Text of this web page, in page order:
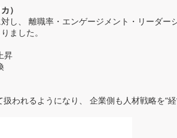
）
し、 離職率・エンゲージメント・リーダー
ました。
昇
われるようになり、 企業側も人材戦略を“